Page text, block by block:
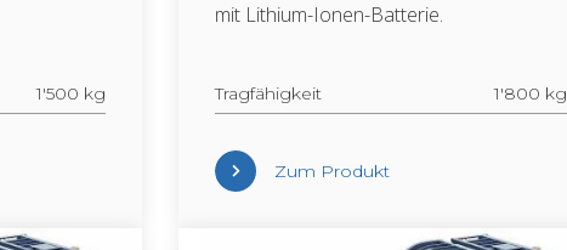
1'500 kg
mit Li­thi­um-Ionen-Bat­te­rie.
Trag­fä­hig­keit 1'800 kg
Zum Pro­dukt